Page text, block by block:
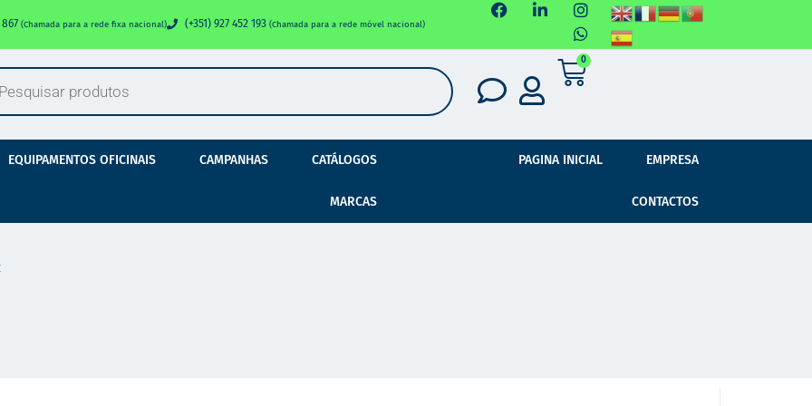
867 (Chamada para a rede fixa nacional) (+351) 927 452 193 (Chamada para a rede móvel nacional)
0
EQUIPAMENTOS OFICINAIS CAMPANHAS CATÁLOGOS
MARCAS
PAGINA INICIAL EMPRESA
CONTACTOS